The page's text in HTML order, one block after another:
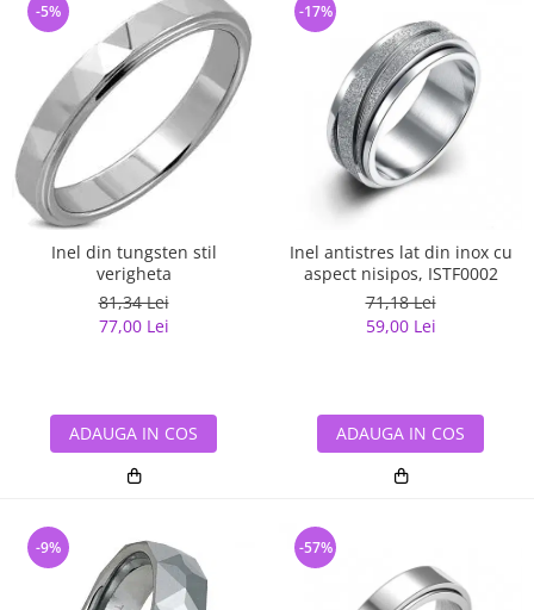
Inel din tungsten stil
verigheta
81,34 Lei
77,00 Lei
-5%
ADAUGA IN COS
Inel antistres lat din inox cu
aspect nisipos, ISTF0002
71,18 Lei
59,00 Lei
-17%
ADAUGA IN COS
-9% -57%